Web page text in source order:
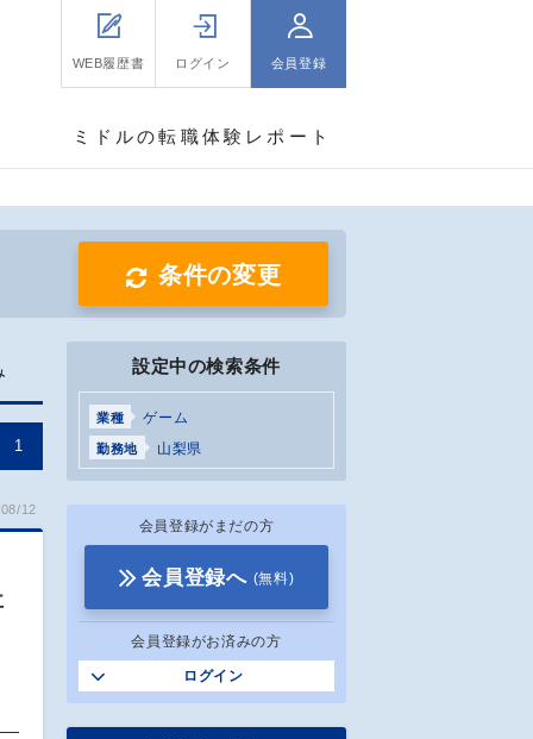
WEB履歴書 ログイン 会員登録
ミドルの転職体験レポート
条件の変更
1
12
設定中の検索条件
業種 ゲーム
勤務地 山梨県
会員登録がまだの方
会員登録へ (無料)
会員登録がお済みの方
ログイン